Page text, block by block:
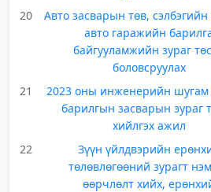
20
Авто засварын төв, сэлбэгийн
авто гаражийн
байгууламжийн зураг
боловсруулах
21
2023 оны инженерийн шугам
барилгын засварын зураг
хийлгэх ажил
22
Зүүн үйлдвэрийн
төлөвлөгөөний зурагт
өөрчлөлт хийх,